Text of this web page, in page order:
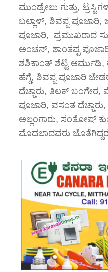
ಮುಂಡ್ರೇಲು ಗುತ್ತು,
ಬಲ್ಲಾಳ್, ಶಿವಪ್ಪ
ಪೂಜಾರಿ, ಪ್ರಮುಖರಾದ
ಅಂಚನ್, ಶಾಂತಪ್ಪ
ಶಶಿಕಾಂತ್ ಶೆಟ್ಟಿ ಆರ್ಮುಡಿ,
ಹೆಗ್ಡೆ, ಶಿವಪ್ಪ ಪೂಜಾರಿ
ದೆಚ್ಚಾರು, ತಿಲಕ್
ಪೂಜಾರಿ, ವಸಂತ
ಅಲ್ಲಂಗಾರು, ಸಂತೋಷ್
ಮೊದಲಾದವರು